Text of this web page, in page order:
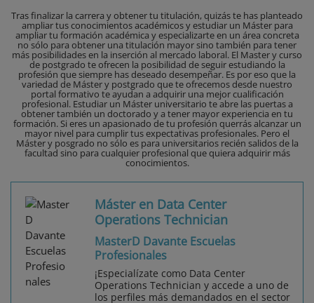
Tras finalizar la carrera y obtener tu titulación, quizás te has planteado
ampliar tus conocimientos académicos y estudiar un Máster para
ampliar tu formación académica y especializarte en un área concreta
no sólo para obtener una titulación mayor sino también para tener
más posibilidades en la inserción al mercado laboral. El Master y curso
de postgrado te ofrecen la posibilidad de seguir estudiando la
profesión que siempre has deseado desempeñar. Es por eso que la
variedad de Máster y postgrado que te ofrecemos desde nuestro
portal formativo te ayudan a adquirir una mejor cualificación
profesional. Estudiar un Máster universitario te abre las puertas a
obtener también un doctorado y a tener mayor experiencia en tu
formación. Si eres un apasionado de tu profesión querrás alcanzar un
mayor nivel para cumplir tus expectativas profesionales. Pero el
Máster y posgrado no sólo es para universitarios recién salidos de la
facultad sino para cualquier profesional que quiera adquirir más
conocimientos.
Máster en Data Center
Operations Technician
MasterD Davante Escuelas
Profesionales
¡Especialízate como Data Center
Operations Technician y accede a uno de
los perfiles más demandados en el sector